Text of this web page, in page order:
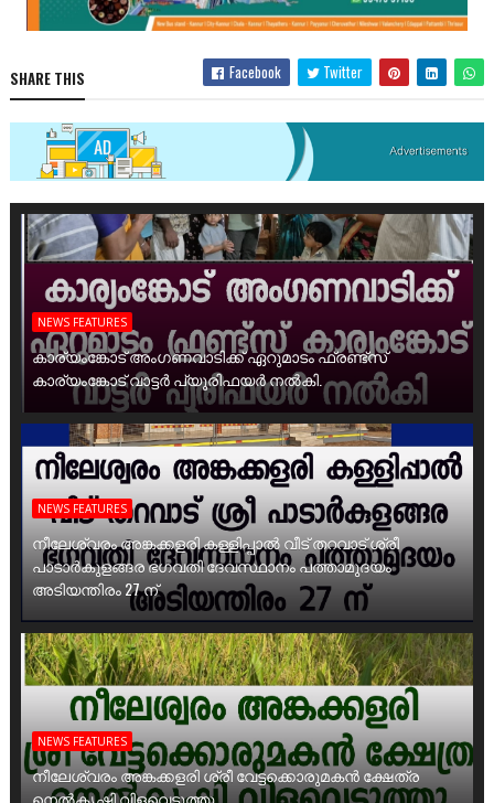
SHARE THIS Facebook Twitter
NEWS FEATURES
കാര്യംങ്കോട് അംഗണവാടിക്ക് ഏറുമാടം ഫ്രണ്ട്സ്
കാര്യംങ്കോട് വാട്ടർ പ്യൂരിഫയർ നൽകി.
NEWS FEATURES
നീലേശ്വരം അങ്കക്കളരി കള്ളിപ്പാൽ വീട് തറവാട് ശ്രീ
പാടാർകുളങ്ങര ഭഗവതി ദേവസ്ഥാനം പത്താമുദയം
അടിയന്തിരം 27 ന്
NEWS FEATURES
നീലേശ്വരം അങ്കക്കളരി ശ്രീ വേട്ടക്കൊരുമകൻ ക്ഷേത്ര
നെൽകൃഷി വിളവെടുത്തു